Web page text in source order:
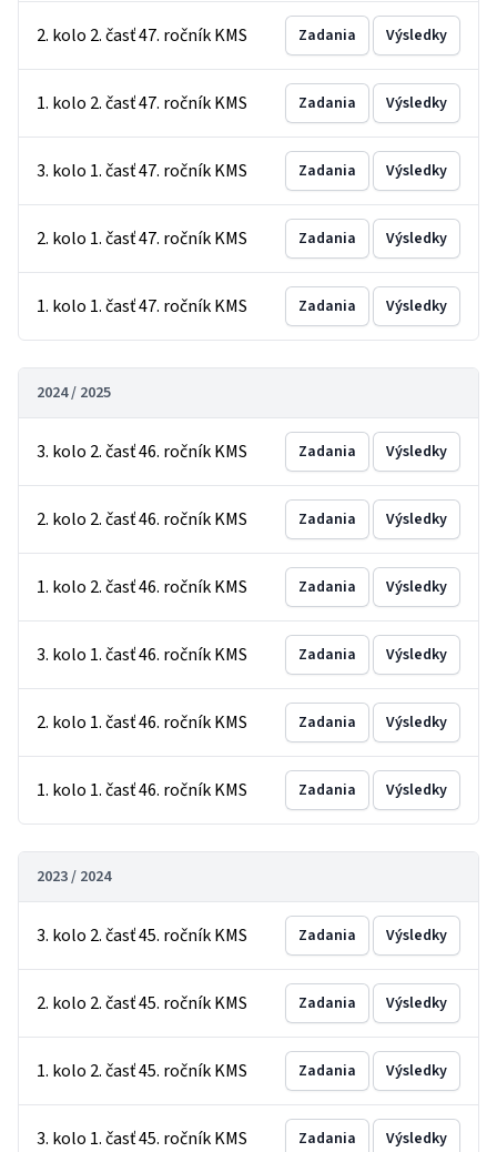
2. kolo 2. časť 47. ročník KMS Zadania Výsledky
1. kolo 2. časť 47. ročník KMS Zadania Výsledky
3. kolo 1. časť 47. ročník KMS Zadania Výsledky
2. kolo 1. časť 47. ročník KMS Zadania Výsledky
1. kolo 1. časť 47. ročník KMS Zadania Výsledky
2024 / 2025
3. kolo 2. časť 46. ročník KMS Zadania Výsledky
2. kolo 2. časť 46. ročník KMS Zadania Výsledky
1. kolo 2. časť 46. ročník KMS Zadania Výsledky
3. kolo 1. časť 46. ročník KMS Zadania Výsledky
2. kolo 1. časť 46. ročník KMS Zadania Výsledky
1. kolo 1. časť 46. ročník KMS Zadania Výsledky
2023 / 2024
3. kolo 2. časť 45. ročník KMS Zadania Výsledky
2. kolo 2. časť 45. ročník KMS Zadania Výsledky
1. kolo 2. časť 45. ročník KMS Zadania Výsledky
3. kolo 1. časť 45. ročník KMS Zadania Výsledky